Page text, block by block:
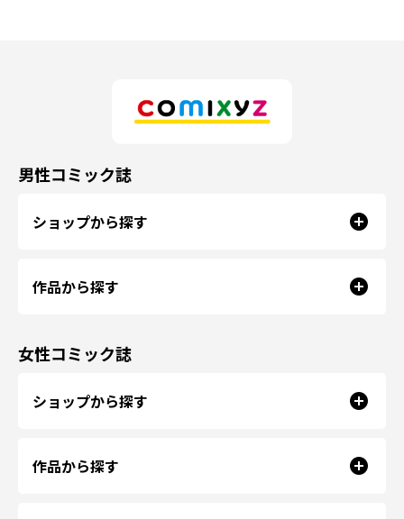
男性コミック誌
ショップから探す
作品から探す
女性コミック誌
ショップから探す
作品から探す